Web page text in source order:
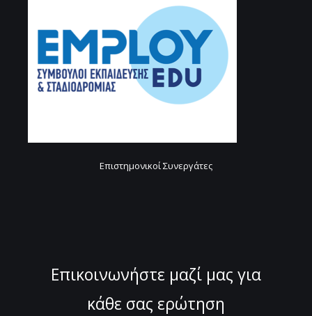
Επιστημονικοί Συνεργάτες
Επικοινωνήστε μαζί μας για
κάθε σας ερώτηση